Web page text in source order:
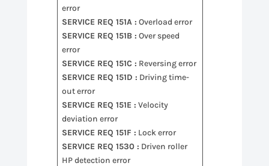
error
SERVICE REQ 151A : Overload error
SERVICE REQ 151B : Over speed
error
SERVICE REQ 151C : Reversing error
SERVICE REQ 151D : Driving time-
out error
SERVICE REQ 151E : Velocity
deviation error
SERVICE REQ 151F : Lock error
SERVICE REQ 1530 : Driven roller
HP detection error